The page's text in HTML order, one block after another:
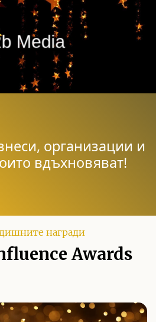
организации и
вдъхновяват!
награди
Awards